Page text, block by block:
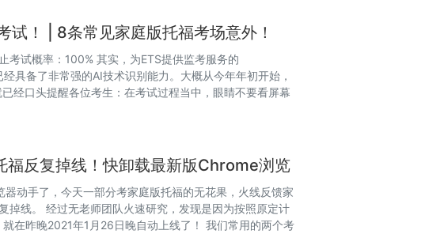
试！ | 8条常见家庭版托福考场意外！
考试概率：100% 其实，为ETS提供监考服务的
具备了非常强的AI技术识别能力。大概从今年年初开始，
经口头提醒各位考生：在考试过程当中，眼睛不要看屏幕
个提醒没有特别注意，因此有些时候，当自己长时间思考
实际上PU通过监考摄像头，自动识
福反复掉线！快卸载最新版Chrome浏览
动手了，今天一部分考家庭版托福的无花果，火线反馈家
掉线。 经过无老师团队火速研究，发现是因为按照原定计
在昨晚2021年1月26日晚自动上线了！ 我们常用的两个考
，如果你已经打开了这两个浏览器的自动更新的话，那么